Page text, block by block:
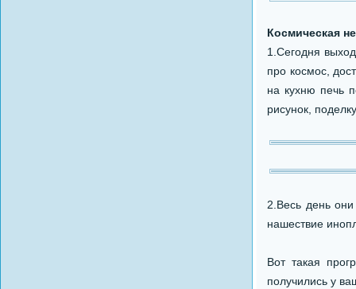
Космическая
1.Сегодня
про космос,
на кухню печь
рисунок,
2.Весь день
нашествие
Вот такая
получились у